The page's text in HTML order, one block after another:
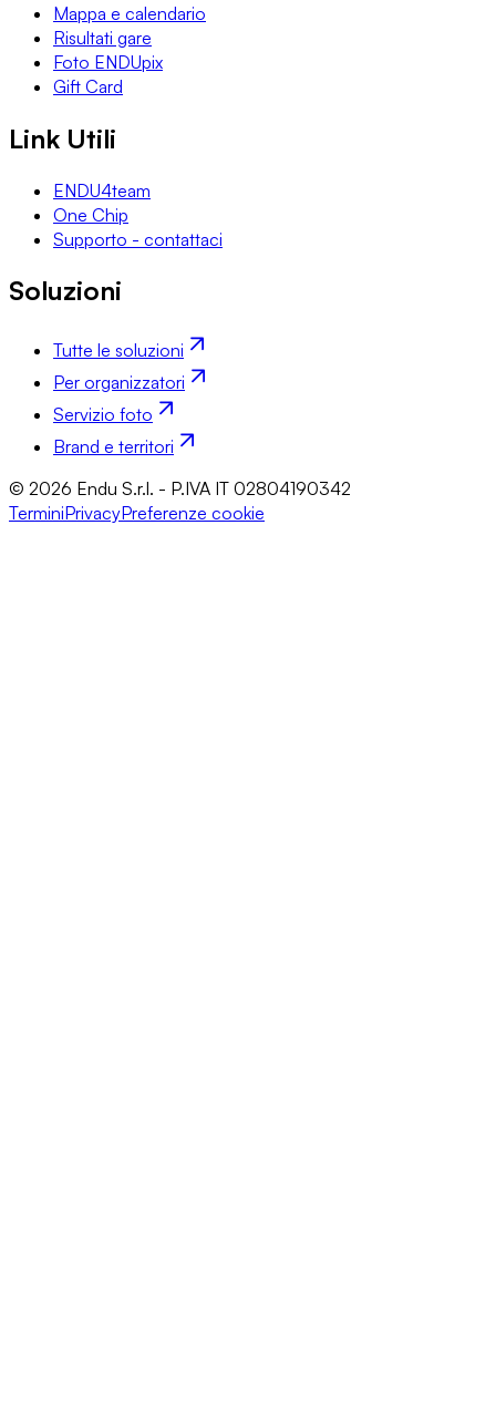
Mappa e calendario
Risultati gare
Foto ENDUpix
Gift Card
Link Utili
ENDU4team
One Chip
Supporto - contattaci
Soluzioni
Tutte le soluzioni
Per organizzatori
Servizio foto
Brand e territori
© 2026 Endu S.r.l. - P.IVA IT 02804190342
TerminiPrivacyPreferenze cookie